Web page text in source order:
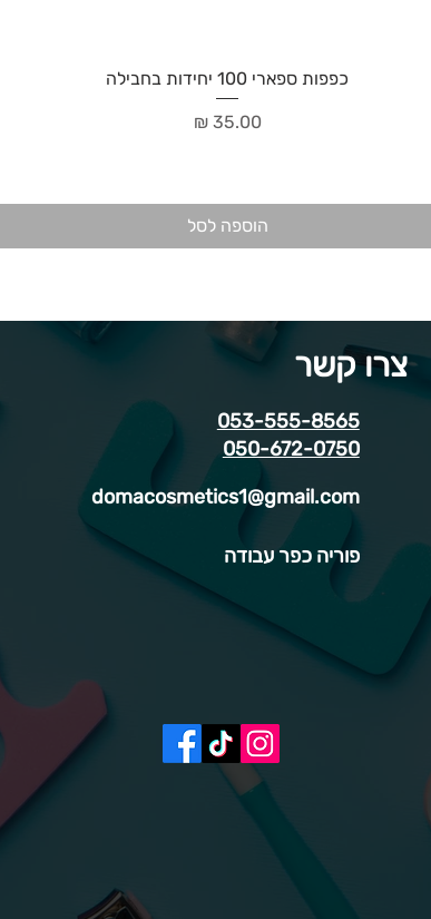
כפפות ספארי 100 יחידות בחבילה
מחיר‏35.00 ‏₪
הוספה לסל
צרו קשר
053-555-8565
050-672-0750
domacosmetics1@gmail.com
פוריה כפר עבודה